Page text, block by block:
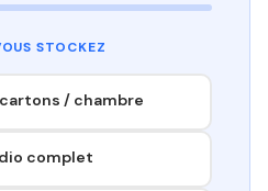
STOCKEZ
/ chambre
complet